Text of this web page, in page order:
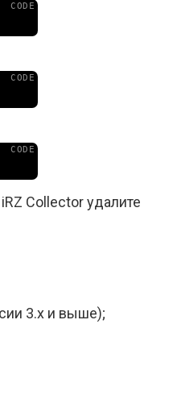
Collector удалите
3.х и выше);